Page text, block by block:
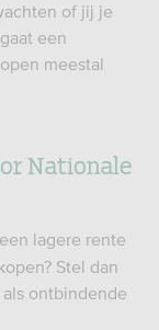
of jij je
een
meestal
Nationale
lagere rente
Stel dan
ontbindende